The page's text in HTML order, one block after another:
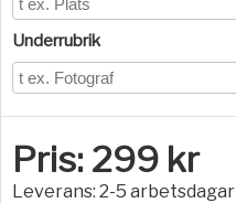
Underrubrik
Pris: 299 kr
Leverans: 2-5 arbetsdagar